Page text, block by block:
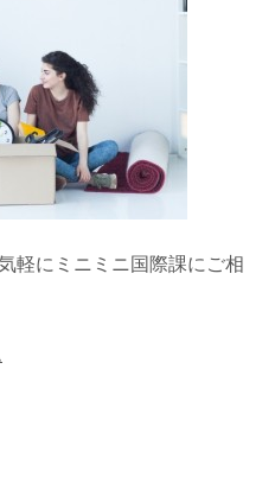
軽にミニミニ国際課にご相